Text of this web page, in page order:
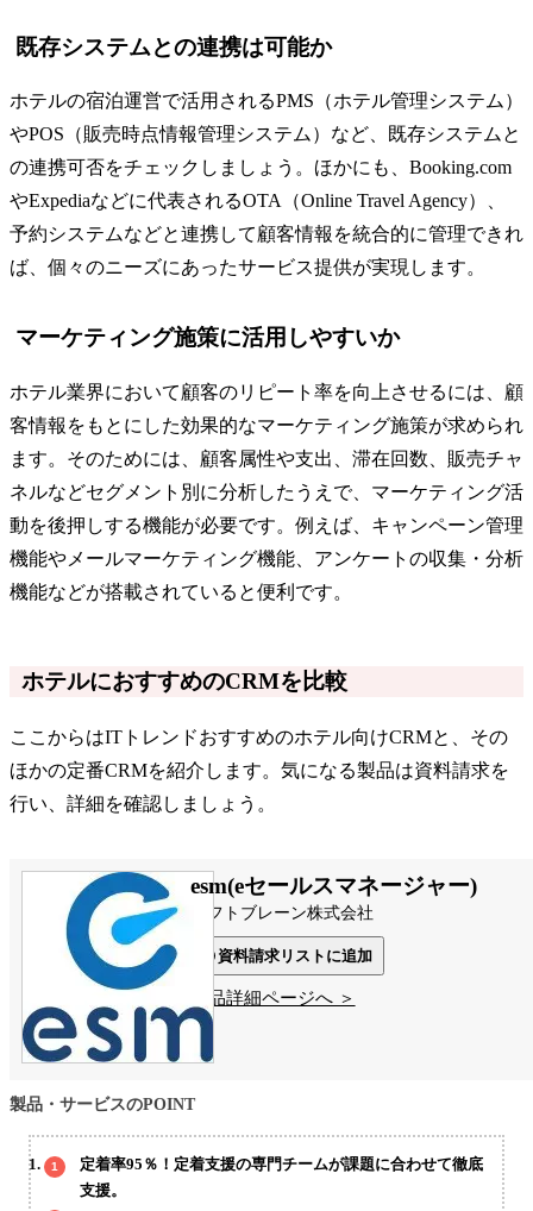
既存システムとの連携は可能か
ホテルの宿泊運営で活用されるPMS（ホテル管理システム）
やPOS（販売時点情報管理システム）など、既存システムと
の連携可否をチェックしましょう。ほかにも、Booking.com
やExpediaなどに代表されるOTA（Online Travel Agency）、
予約システムなどと連携して顧客情報を統合的に管理できれ
ば、個々のニーズにあったサービス提供が実現します。
マーケティング施策に活用しやすいか
ホテル業界において顧客のリピート率を向上させるには、顧
客情報をもとにした効果的なマーケティング施策が求められ
ます。そのためには、顧客属性や支出、滞在回数、販売チャ
ネルなどセグメント別に分析したうえで、マーケティング活
動を後押しする機能が必要です。例えば、キャンペーン管理
機能やメールマーケティング機能、アンケートの収集・分析
機能などが搭載されていると便利です。
ホテルにおすすめのCRMを比較
ここからはITトレンドおすすめのホテル向けCRMと、その
ほかの定番CRMを紹介します。気になる製品は資料請求を
行い、詳細を確認しましょう。
esm(eセールスマネージャー)
ソフトブレーン株式会社
資料請求リストに追加
製品詳細ページへ ＞
製品・サービスのPOINT
定着率95％！定着支援の専門チームが課題に合わせて徹底
支援。